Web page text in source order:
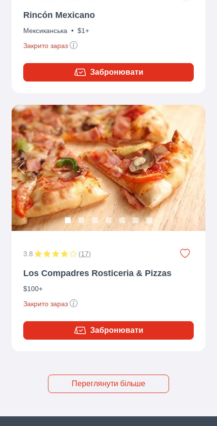
Rincón Mexicano
Мексиканська • $1+
Закрито зараз
Забронювати
Previous Next
3.8 (17)
Los Compadres Rosticeria & Pizzas
$100+
Закрито зараз
Забронювати
Переглянути більше